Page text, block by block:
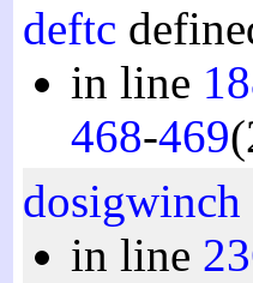
deftc
in line
468-469
dosigwinch
in line